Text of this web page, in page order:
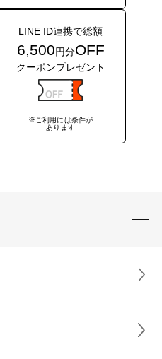
LINE ID連携で総額
6,500 円分OFF
クーポンプレゼント
※ご利用には条件が
あります